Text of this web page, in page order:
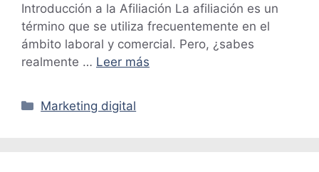
Introducción a la Afiliación La afiliación es un
término que se utiliza frecuentemente en el
ámbito laboral y comercial. Pero, ¿sabes
realmente … Leer más
Categorías
Marketing digital